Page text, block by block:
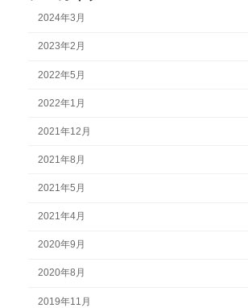
2024年3月
2023年2月
2022年5月
2022年1月
2021年12月
2021年8月
2021年5月
2021年4月
2020年9月
2020年8月
2019年11月